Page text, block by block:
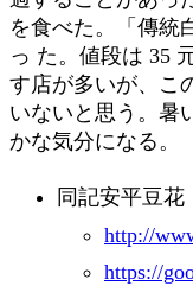
を食べた。「傳統
っ た。値段は 35
す店が多いが、こ
いないと思う。暑
かな気分になる。
同記安平豆花
http://
https://